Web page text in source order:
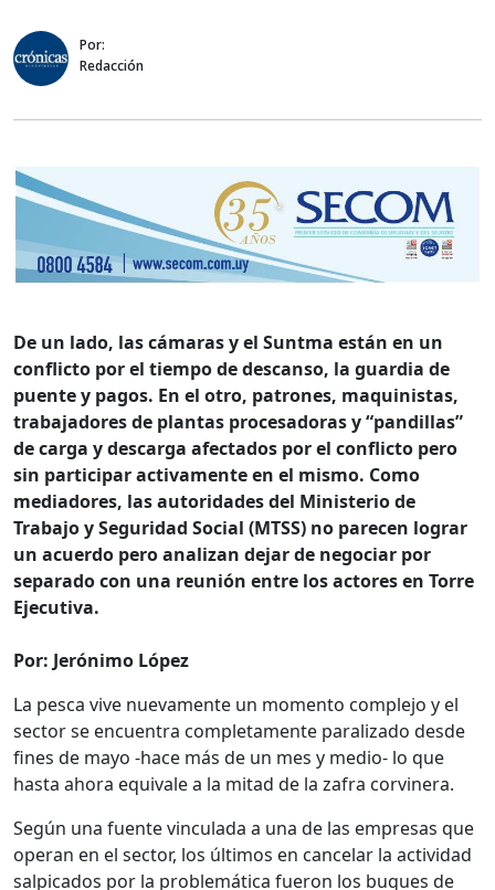
Por:
Redacción
De un lado, las cámaras y el Suntma están en un
conflicto por el tiempo de descanso, la guardia de
puente y pagos. En el otro, patrones, maquinistas,
trabajadores de plantas procesadoras y “pandillas”
de carga y descarga afectados por el conflicto pero
sin participar activamente en el mismo. Como
mediadores, las autoridades del Ministerio de
Trabajo y Seguridad Social (MTSS) no parecen lograr
un acuerdo pero analizan dejar de negociar por
separado con una reunión entre los actores en Torre
Ejecutiva.
Por: Jerónimo López
La pesca vive nuevamente un momento complejo y el
sector se encuentra completamente paralizado desde
fines de mayo -hace más de un mes y medio- lo que
hasta ahora equivale a la mitad de la zafra corvinera.
Según una fuente vinculada a una de las empresas que
operan en el sector, los últimos en cancelar la actividad
salpicados por la problemática fueron los buques de